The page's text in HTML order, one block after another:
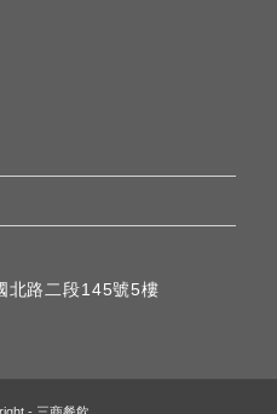
北路二段145號5樓